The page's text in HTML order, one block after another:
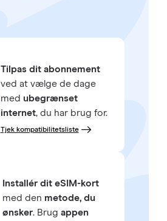
Tilpas dit abonnement
ved at vælge de dage
med ubegrænset
internet, du har brug for.
Tjek kompatibilitetsliste
Installér dit eSIM-kort
med den metode, du
ønsker. Brug appen